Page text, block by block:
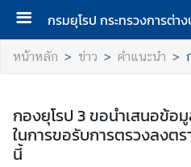
กรมยุโรป กระทรวงการต่าง
ห
แ
ร
หน้าหลัก ข่าว คำแนะนำ ก
กองยุโรป 3 ขอนำเสนอข้อ
ในการขอรับการตรวงลงต
นี้